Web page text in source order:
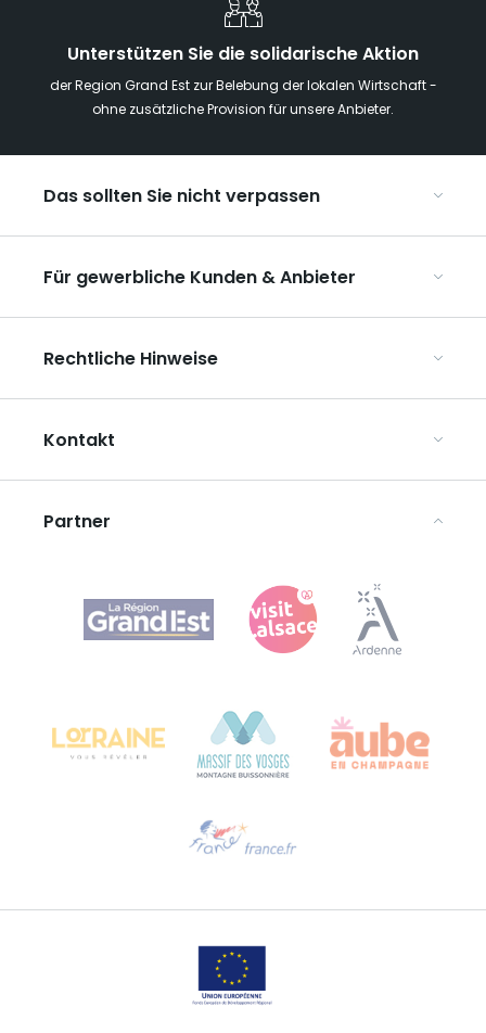
Unterstützen Sie die solidarische Aktion
der Region Grand Est zur Belebung der lokalen Wirtschaft -
ohne zusätzliche Provision für unsere Anbieter.
Das sollten Sie nicht verpassen
Die Weihnachtsmärkte im Grand Est
Ribeauvillé, zwischen Weinbergen und Bergen
Unsere UNESCO-Welterbestätten
Für gewerbliche Kunden & Anbieter
Organisieren Sie Ihre Gruppenreisen
ART GE kennenlernen
Mediaroom
Rechtliche Hinweise
Datenschutzbestimmungen
Rechtliche Hinweise
Kontakt
Agence Régionale du Tourisme Grand Est
Bureau de Colmar (Hauptverwaltung)
Sprechen Sie uns per E-Mail an
Partner